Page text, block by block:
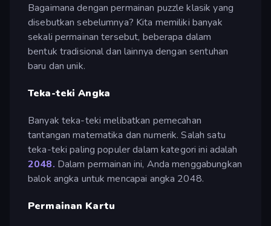
Bagaimana dengan permainan puzzle klasik yang
disebutkan sebelumnya? Kita memiliki banyak
sekali permainan tersebut, beberapa dalam
bentuk tradisional dan lainnya dengan sentuhan
baru dan unik.
Teka-teki Angka
Banyak teka-teki melibatkan pemecahan
tantangan matematika dan numerik. Salah satu
teka-teki paling populer dalam kategori ini adalah
2048. Dalam permainan ini, Anda menggabungkan
balok angka untuk mencapai angka 2048.
Permainan Kartu